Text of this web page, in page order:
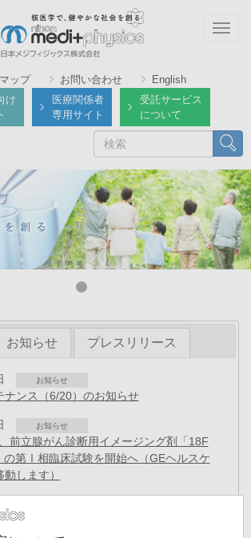
ップ お問い合わせ
English
け
医療関係者
専用サイト
受託サービス
について
検索
お知らせ プレスリリース
お知らせ
ナンス（6/20）のお知らせ
お知らせ
前立腺がん診断用イメージング剤「18F
の第Ⅰ相臨床試験を開始へ（GEヘルスケ
します）
ンス（5/23）のお知らせ